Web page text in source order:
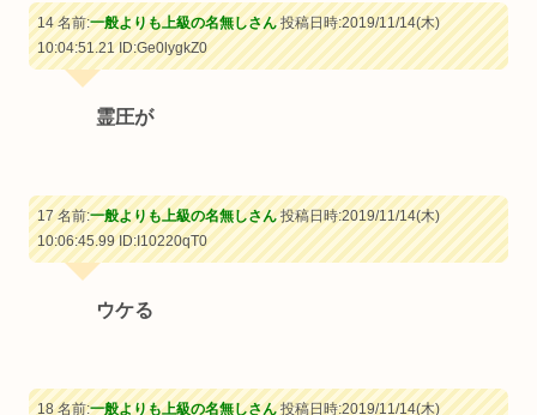
14 名前:一般よりも上級の名無しさん投稿日時:2019/11/14(木)
10:04:51.21ID:Ge0lygkZ0
霊圧が
17 名前:一般よりも上級の名無しさん投稿日時:2019/11/14(木)
10:06:45.99ID:I10220qT0
ウケる
18 名前:一般よりも上級の名無しさん投稿日時:2019/11/14(木)